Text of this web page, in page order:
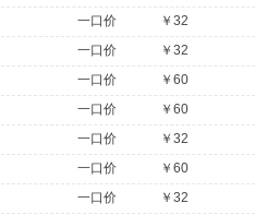
一口价 ￥32
一口价 ￥32
一口价 ￥60
一口价 ￥60
一口价 ￥32
一口价 ￥60
一口价 ￥32